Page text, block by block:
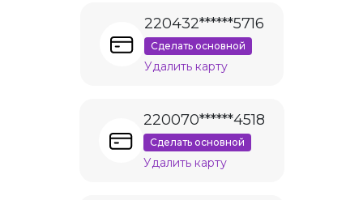
220432******5716
Сделать основной
Удалить карту
220070******4518
Сделать основной
Удалить карту